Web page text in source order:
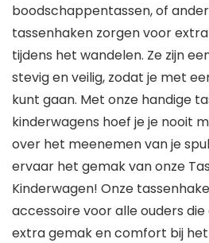
boodschappentassen, of
tassenhaken zorgen voor
tijdens het wandelen. Ze zijn
stevig en veilig, zodat je met
kunt gaan. Met onze handige
kinderwagens hoef je je nooit
over het meenemen van je
ervaar het gemak van onze
Kinderwagen! Onze
accessoire voor alle ouders
extra gemak en comfort bij